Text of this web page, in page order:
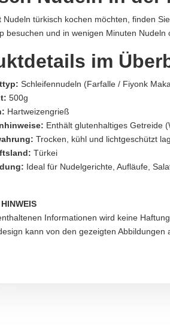
Für die vorstehenden Angaben wird keine Haftung
Nudeln türkisch kochen möchten, finden
besuchen und in wenigen Minuten Nudeln
im
Schleifennudeln (Farfalle / Fiyonk
500g
Hartweizengrieß
Enthält glutenhaltiges Getreide
Trocken, kühl und lichtgeschützt
Türkei
Ideal für Nudelgerichte, Aufläufe,
Informationen wird keine
kann von den gezeigten Abbildungen